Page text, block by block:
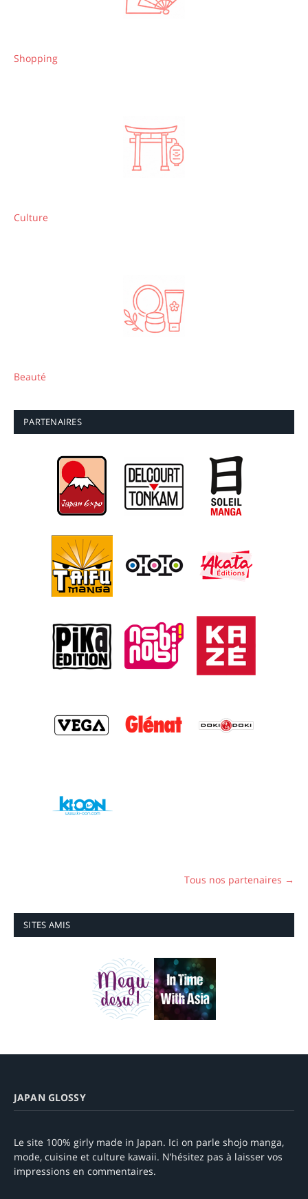
Shopping
Culture
Beauté
PARTENAIRES
Tous nos partenaires →
SITES AMIS
JAPAN GLOSSY
Le site 100% girly made in Japan. Ici on parle shojo manga,
mode, cuisine et culture kawaii. N’hésitez pas à laisser vos
impressions en commentaires.